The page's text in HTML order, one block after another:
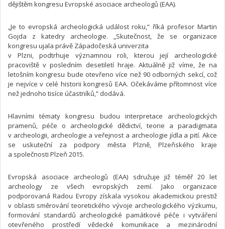
dějištěm kongresu Evropské asociace archeologů (EAA).
„Je to evropská archeologická událost roku,“ říká profesor Martin
Gojda z katedry archeologie. „Skutečnost, že se organizace
kongresu ujala právě Západočeská univerzita
v Plzni, podtrhuje významnou roli, kterou její archeologické
pracoviště v posledním desetiletí hraje. Aktuálně již víme, že na
letošním kongresu bude otevřeno více než 90 odborných sekcí, což
je nejvíce v celé historii kongresů EAA. Očekáváme přítomnost více
než jednoho tisíce účastníků,“ dodává.
Hlavními tématy kongresu budou interpretace archeologických
pramenů, péče o archeologické dědictví, teorie a paradigmata
v archeologii, archeologie a veřejnost a archeologie jídla a pití. Akce
se uskuteční za podpory města Plzně, Plzeňského kraje
a společnosti Plzeň 2015.
Evropská asociace archeologů (EAA) sdružuje již téměř 20 let
archeology ze všech evropských zemí. Jako organizace
podporovaná Radou Evropy získala vysokou akademickou prestiž
v oblasti směrování teoretického vývoje archeologického výzkumu,
formování standardů archeologické památkové péče i vytváření
otevřeného prostředí vědecké komunikace a mezinárodní